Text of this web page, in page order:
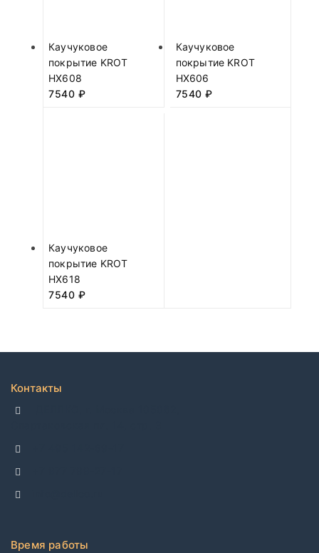
Каучуковое
покрытие KROT
HX608
7540 ₽
Каучуковое
покрытие KROT
HX606
7540 ₽
Каучуковое
покрытие KROT
HX618
7540 ₽
Контакты
Время работы